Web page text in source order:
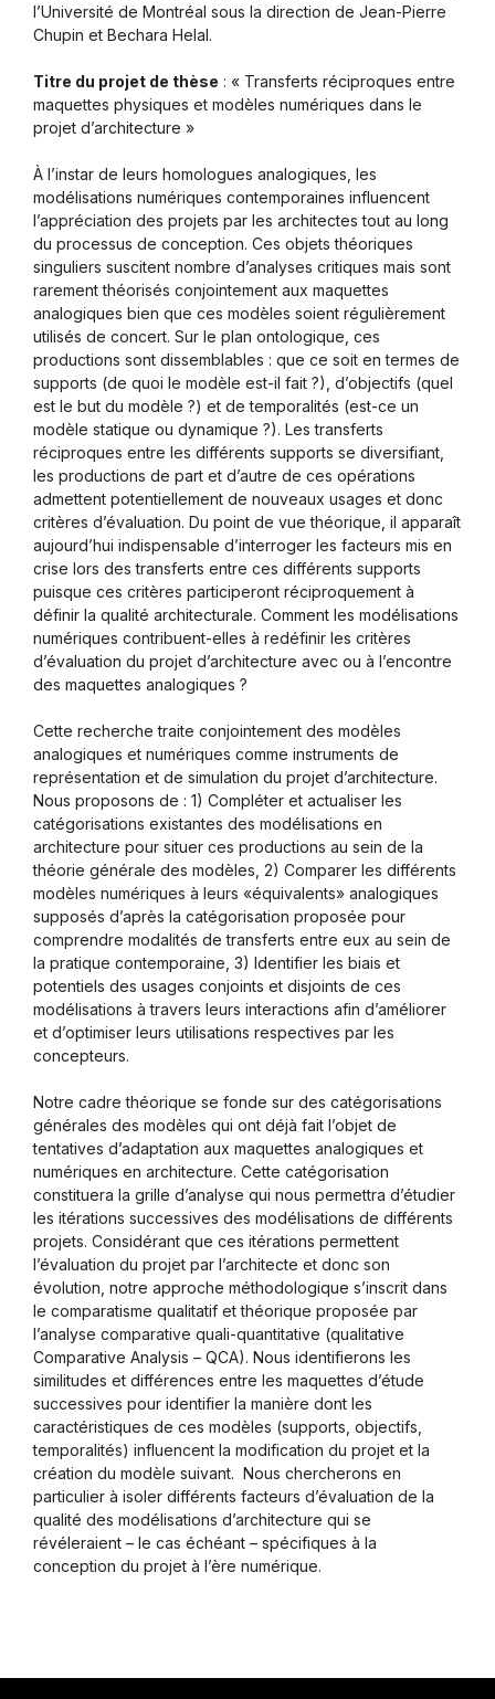
l’Université de Montréal sous la direction de Jean-Pierre
Chupin et Bechara Helal.
Titre du projet de thèse : « Transferts réciproques entre
maquettes physiques et modèles numériques dans le
projet d’architecture »
À l’instar de leurs homologues analogiques, les
modélisations numériques contemporaines influencent
l’appréciation des projets par les architectes tout au long
du processus de conception. Ces objets théoriques
singuliers suscitent nombre d’analyses critiques mais sont
rarement théorisés conjointement aux maquettes
analogiques bien que ces modèles soient régulièrement
utilisés de concert. Sur le plan ontologique, ces
productions sont dissemblables : que ce soit en termes de
supports (de quoi le modèle est-il fait ?), d’objectifs (quel
est le but du modèle ?) et de temporalités (est-ce un
modèle statique ou dynamique ?). Les transferts
réciproques entre les différents supports se diversifiant,
les productions de part et d’autre de ces opérations
admettent potentiellement de nouveaux usages et donc
critères d’évaluation. Du point de vue théorique, il apparaît
aujourd’hui indispensable d’interroger les facteurs mis en
crise lors des transferts entre ces différents supports
puisque ces critères participeront réciproquement à
définir la qualité architecturale. Comment les modélisations
numériques contribuent-elles à redéfinir les critères
d’évaluation du projet d’architecture avec ou à l’encontre
des maquettes analogiques ?
Cette recherche traite conjointement des modèles
analogiques et numériques comme instruments de
représentation et de simulation du projet d’architecture.
Nous proposons de : 1) Compléter et actualiser les
catégorisations existantes des modélisations en
architecture pour situer ces productions au sein de la
théorie générale des modèles, 2) Comparer les différents
modèles numériques à leurs «équivalents» analogiques
supposés d’après la catégorisation proposée pour
comprendre modalités de transferts entre eux au sein de
la pratique contemporaine, 3) Identifier les biais et
potentiels des usages conjoints et disjoints de ces
modélisations à travers leurs interactions afin d’améliorer
et d’optimiser leurs utilisations respectives par les
concepteurs.
Notre cadre théorique se fonde sur des catégorisations
générales des modèles qui ont déjà fait l’objet de
tentatives d’adaptation aux maquettes analogiques et
numériques en architecture. Cette catégorisation
constituera la grille d’analyse qui nous permettra d’étudier
les itérations successives des modélisations de différents
projets. Considérant que ces itérations permettent
l’évaluation du projet par l’architecte et donc son
évolution, notre approche méthodologique s’inscrit dans
le comparatisme qualitatif et théorique proposée par
l’analyse comparative quali-quantitative (qualitative
Comparative Analysis – QCA). Nous identifierons les
similitudes et différences entre les maquettes d’étude
successives pour identifier la manière dont les
caractéristiques de ces modèles (supports, objectifs,
temporalités) influencent la modification du projet et la
création du modèle suivant. Nous chercherons en
particulier à isoler différents facteurs d’évaluation de la
qualité des modélisations d’architecture qui se
révéleraient – le cas échéant – spécifiques à la
conception du projet à l’ère numérique.